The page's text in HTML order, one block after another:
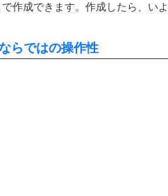
で作成できます。作成したら、い
らではの操作性